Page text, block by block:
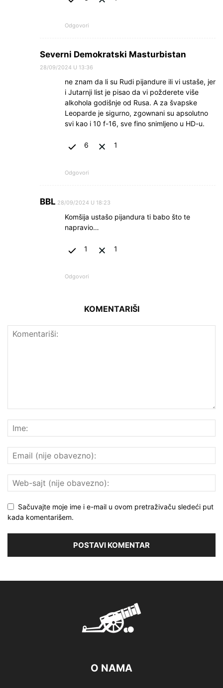
Odgovori
Severni Demokratski Masturbistan
28/09/2024 U 13:36
ne znam da li su Rudi pijandure ili vi ustaše, jer
i Jutarnji list je pisao da vi požderete više
alkohola godišnje od Rusa. A za švapske
Leoparde je sigurno, zgownani su apsolutno
svi kao i 10 f-16, sve fino snimljeno u HD-u.
6 1
Odgovori
BBL 28/09/2024 U 18:23
Komšija ustašo pijandura ti babo što te
napravio…
1 1
Odgovori
KOMENTARIŠI
Sačuvajte moje ime i e-mail u ovom pretraživaču sledeći put
kada komentarišem.
O NAMA